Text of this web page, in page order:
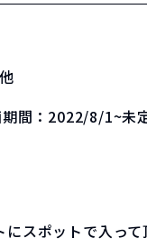
間： 2022/8/1~未
スポットで入って